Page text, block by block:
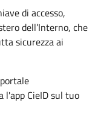
di accesso,
dell’Interno, che
sicurezza ai
l'app CieID sul tuo